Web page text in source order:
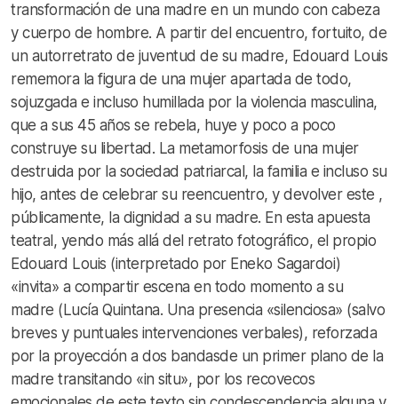
transformación de una madre en un mundo con cabeza
y cuerpo de hombre. A partir del encuentro, fortuito, de
un autorretrato de juventud de su madre, Edouard Louis
rememora la figura de una mujer apartada de todo,
sojuzgada e incluso humillada por la violencia masculina,
que a sus 45 años se rebela, huye y poco a poco
construye su libertad. La metamorfosis de una mujer
destruida por la sociedad patriarcal, la familia e incluso su
hijo, antes de celebrar su reencuentro, y devolver este ,
públicamente, la dignidad a su madre. En esta apuesta
teatral, yendo más allá del retrato fotográfico, el propio
Edouard Louis (interpretado por Eneko Sagardoi)
«invita» a compartir escena en todo momento a su
madre (Lucía Quintana. Una presencia «silenciosa» (salvo
breves y puntuales intervenciones verbales), reforzada
por la proyección a dos bandasde un primer plano de la
madre transitando «in situ», por los recovecos